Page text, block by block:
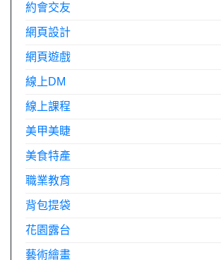
約會交友
網頁設計
網頁遊戲
線上DM
線上課程
美甲美睫
美食特產
職業教育
背包提袋
花園露台
藝術繪畫